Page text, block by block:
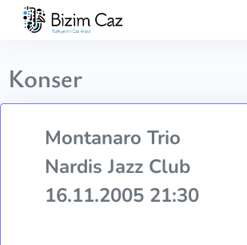
Konser
Montanaro Trio
Nardis Jazz Club
16.11.2005 21:30